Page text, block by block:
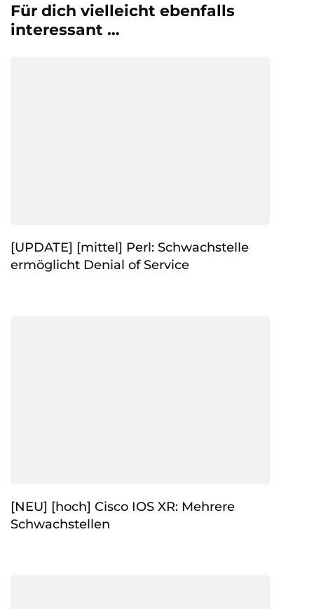
Für dich vielleicht ebenfalls
interessant …
[UPDATE] [mittel] Perl: Schwachstelle
ermöglicht Denial of Service
[NEU] [hoch] Cisco IOS XR: Mehrere
Schwachstellen